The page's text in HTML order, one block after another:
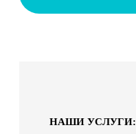
НАШИ УСЛУГИ: